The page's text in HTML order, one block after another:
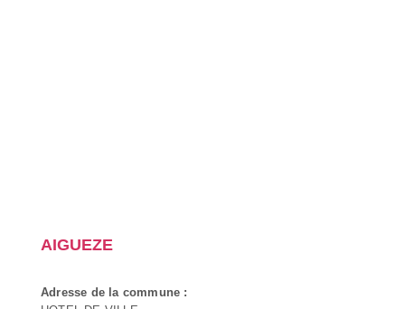
AIGUEZE
Adresse de la commune :